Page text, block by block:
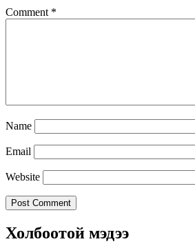
Comment *
Name
Email
Website
Холбоотой мэдээ